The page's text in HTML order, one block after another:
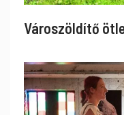
Városzöldítő